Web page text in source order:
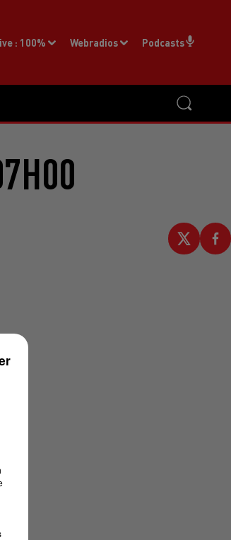
: 100% Webradios Podcasts